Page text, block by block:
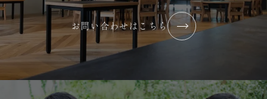
お問い合わせはこちら